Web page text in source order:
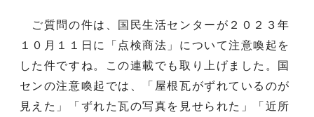
ご質問の件は、国民生活センターが２０２３年
１０月１１日に「点検商法」について注意喚起を
した件ですね。この連載でも取り上げました。国
センの注意喚起では、「屋根瓦がずれているのが
見えた」「ずれた瓦の写真を見せられた」「近所